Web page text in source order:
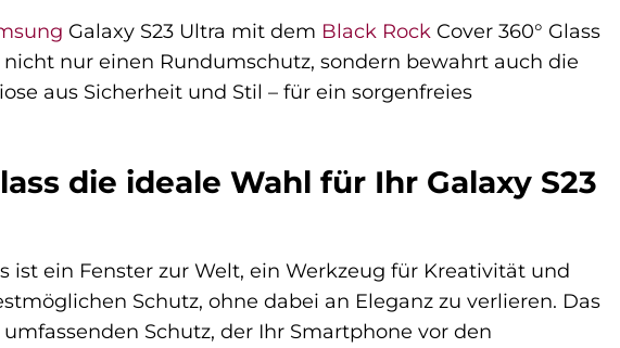
Galaxy S23 Ultra mit dem Black Rock Cover 360° Glass
nur einen Rundumschutz, sondern bewahrt auch die
aus Sicherheit und Stil – für ein sorgenfreies
die ideale Wahl für Ihr Galaxy S23
ist ein Fenster zur Welt, ein Werkzeug für Kreativität und
Schutz, ohne dabei an Eleganz zu verlieren. Das
Schutz, der Ihr Smartphone vor den